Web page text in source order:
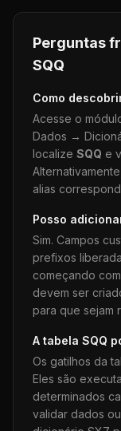
Perguntas
SQQ
Como
Acesse o
Dados →
localize SQQ e
alias
Posso
Sim. Campos
prefixos
começando
devem ser
para que sejam
A tabela SQQ
Os gatilhos da
Eles são
determinados
validar dados